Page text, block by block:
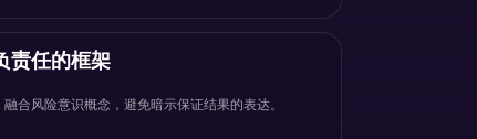
责任的框架
融合风险意识概念，避免暗示保证结果的表达。